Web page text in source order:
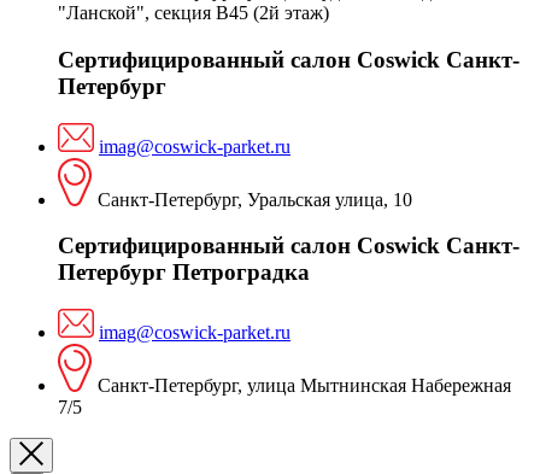
"Ланской", секция В45 (2й этаж)
Сертифицированный салон Coswick Санкт-
Петербург
imag@coswick-parket.ru
Санкт-Петербург, Уральская улица, 10
Сертифицированный салон Coswick Санкт-
Петербург Петроградка
imag@coswick-parket.ru
Санкт-Петербург, улица Мытнинская Набережная
7/5